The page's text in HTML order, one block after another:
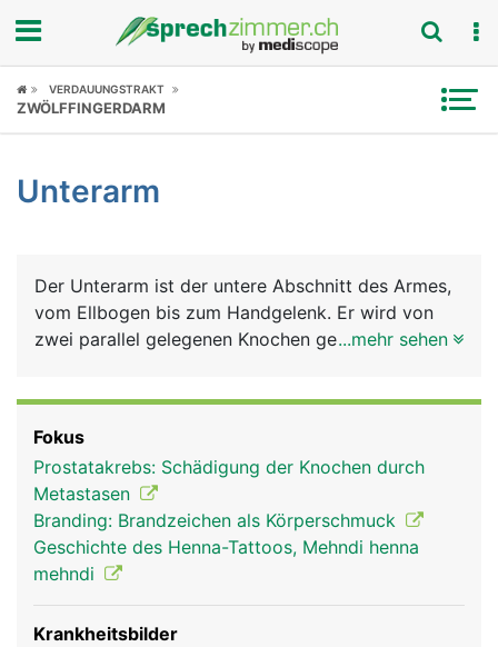
Fokus
Symptome
News
Rubriken
VERDAUUNGSTRAKT
ZWÖLFFINGERDARM
Unterarm
Der Unterarm ist der untere Abschnitt des Armes,
vom Ellbogen bis zum Handgelenk. Er wird von
zwei parallel gelegenen Knochen gebildet - der
und Speiche. Zeigt die Handfläche nach oben,
liegen sie nebeneinander, zeigt sie nach unten,
bewegt sich die Speiche schräg über die Elle.
Diese Drehbewegung wird durch ein kleines
Rollgelenk jeweils am oberen und unteren Ende
ermöglicht. Das Zusammenspiel der Gelenke
(Ellbogen, Rollgelenke), Muskeln und Sehnen
ermöglicht komplexe Bewegungen des
...mehr sehen
Fokus
Prostatakrebs: Schädigung der Knochen durch
Metastasen
Branding: Brandzeichen als Körperschmuck
Geschichte des Henna-Tattoos, Mehndi henna
mehndi
Krankheitsbilder